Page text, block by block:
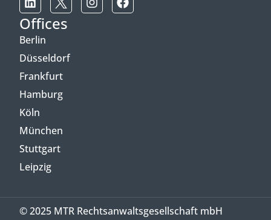
Offices
Berlin
Düsseldorf
Frankfurt
Hamburg
Köln
München
Stuttgart
Leipzig
© 2025 MTR Rechtsanwaltsgesellschaft mbH